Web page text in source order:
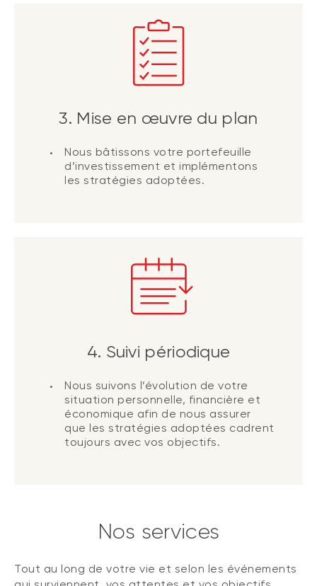
3. Mise en œuvre du plan
Nous bâtissons votre portefeuille
d’investissement et implémentons
les stratégies adoptées.
4. Suivi périodique
Nous suivons l’évolution de votre
situation personnelle, financière et
économique afin de nous assurer
que les stratégies adoptées cadrent
toujours avec vos objectifs.
Nos services
Tout au long de votre vie et selon les événements